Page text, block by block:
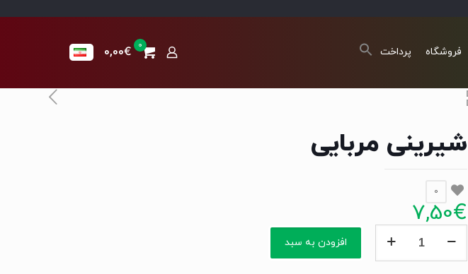
فروشگاه پرداخت 0
0,00€
شیرینی مربایی
0
7,50€
افزودن به سبد